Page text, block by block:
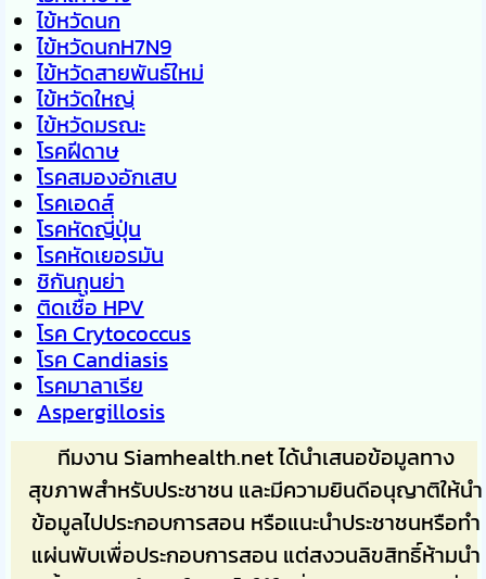
ไข้หวัดนก
ไข้หวัดนกH7N9
ไข้หวัดสายพันธ์ใหม่
ไข้หวัดใหญ่
ไข้หวัดมรณะ
โรคฝีดาษ
โรคสมองอักเสบ
โรคเอดส์
โรคหัดญี่ปุ่น
โรคหัดเยอรมัน
ชิกันกุนย่า
ติดเชื้อ HPV
โรค Crytococcus
โรค Candiasis
โรคมาลาเรีย
Aspergillosis
ทีมงาน Siamhealth.net ได้นำเสนอข้อมูลทาง
สุขภาพสำหรับประชาชน และมีความยินดีอนุญาติให้นำ
ข้อมูลไปประกอบการสอน หรือแนะนำประชาชนหรือทำ
แผ่นพับเพื่อประกอบการสอน แต่สงวนลิขสิทธิ์ห้ามนำ